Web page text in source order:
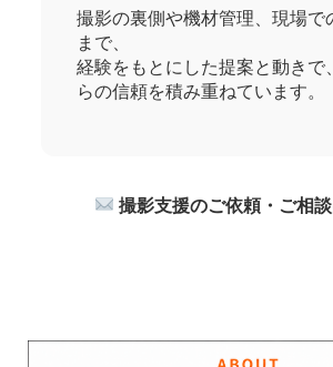
撮影の裏側や機材管理、現場で
まで、
経験をもとにした提案と動きで
らの信頼を積み重ねています。
撮影支援のご依頼・ご相